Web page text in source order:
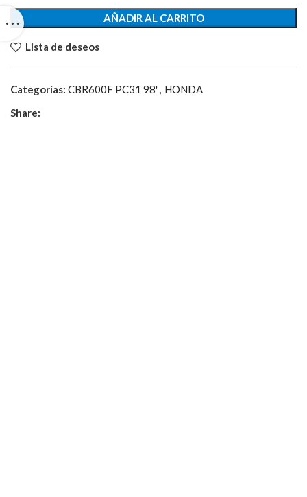
AÑADIR AL CARRITO
Lista de deseos
Categorías: CBR600F PC31 98' , HONDA
Share: